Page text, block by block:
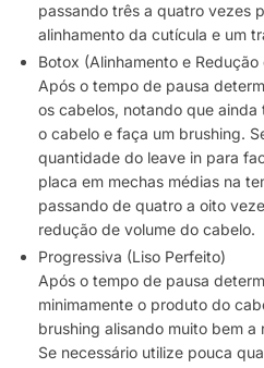
passando três a quatro vezes
alinhamento da cutícula e um
Botox (Alinhamento e Redução
Após o tempo de pausa
os cabelos, notando que
o cabelo e faça um brushing.
quantidade do leave in para
placa em mechas médias na
passando de quatro a oito
redução de volume do cabelo.
Progressiva (Liso Perfeito)
Após o tempo de pausa
minimamente o produto do
brushing alisando muito bem
Se necessário utilize pouca